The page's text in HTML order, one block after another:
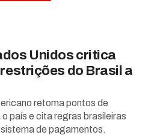
Unidos critica
do Brasil a
retoma pontos de
país e cita regras brasileiras
de pagamentos.